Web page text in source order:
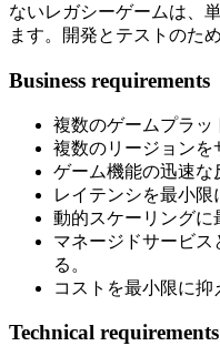
ないレガシーゲームは、
ます。開発とテストのた
Business requirements
複数のゲームプラッ
複数のリージョンを
ゲーム機能の迅速な
レイテンシを最小限
動的スケーリングに
マネージドサービ
る。
コストを最小限に抑
Technical requirements